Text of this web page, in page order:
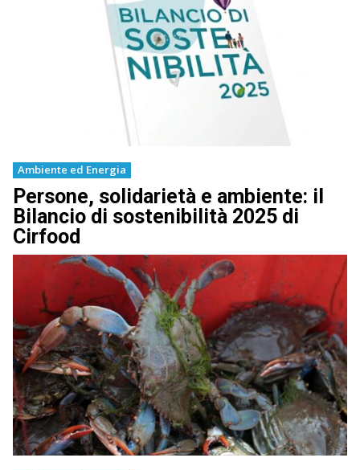
Ambiente ed Energia
Persone, solidarietà e ambiente: il
Bilancio di sostenibilità 2025 di
Cirfood